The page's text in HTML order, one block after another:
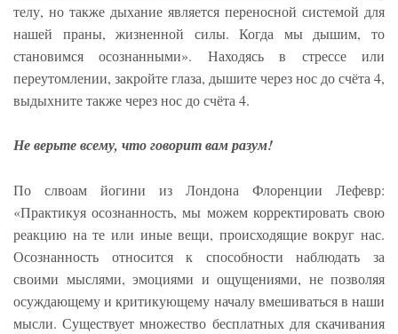
телу, но также дыхание является переносной системой для
нашей праны, жизненной силы. Когда мы дышим, то
становимся осознанными». Находясь в стрессе или
переутомлении, закройте глаза, дышите через нос до счёта 4,
выдыхните также через нос до счёта 4.
Не верьте всему, что говорит вам разум!
По слвоам йогини из Лондона Флоренции Лефевр:
«Практикуя осознанность, мы можем корректировать свою
реакцию на те или иные вещи, происходящие вокруг нас.
Осознанность относится к способности наблюдать за
своими мыслями, эмоциями и ощущениями, не позволяя
осуждающему и критикующему началу вмешиваться в наши
мысли. Существует множество бесплатных для скачивания